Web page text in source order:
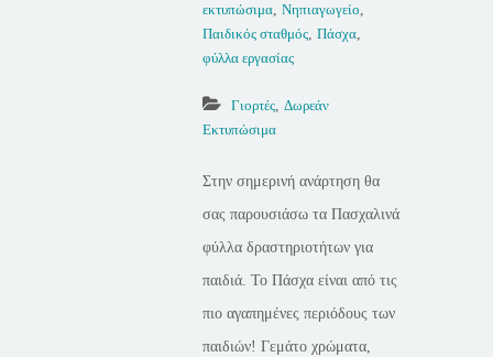
εκτυπώσιμα, Νηπιαγωγείο,
Παιδικός σταθμός, Πάσχα,
φύλλα εργασίας
Γιορτές, Δωρεάν
Εκτυπώσιμα
Στην σημερινή ανάρτηση θα
σας παρουσιάσω τα Πασχαλινά
φύλλα δραστηριοτήτων για
παιδιά. Το Πάσχα είναι από τις
πιο αγαπημένες περιόδους των
παιδιών! Γεμάτο χρώματα,